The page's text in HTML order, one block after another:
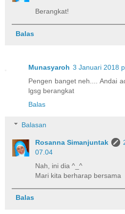
Berangkat!
Balas
Munasyaroh 3 Januari 2018
Pengen banget neh.... Andai
lgsg berangkat
Balas
Balasan
Rosanna Simanjuntak
07.04
Nah, ini dia ^_^
Mari kita berharap bersama
Balas